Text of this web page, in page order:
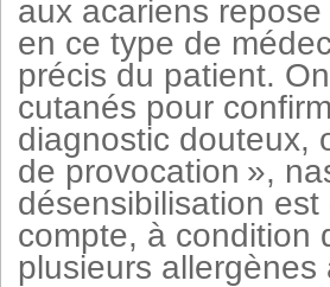
aux acariens
en ce type de
précis du patient.
cutanés pour
diagnostic douteux,
de provocation »,
désensibilisation
compte, à condition
plusieurs allergènes